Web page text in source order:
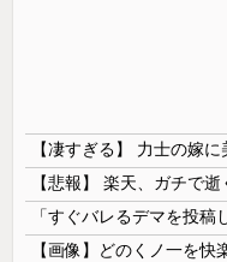
【画像】どのくノ一を